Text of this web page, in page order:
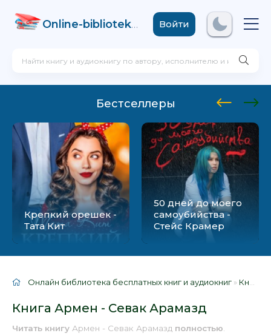
Online-biblioteka .comВойти
Бестселлеры
Крепкий орешек -
Тата Кит
50 дней до моего
самоубийства -
Стейс Крамер
Онлайн библиотека бесплатных книг и аудиокниг » Книги
Книга Армен - Севак Арамазд
Читать книгу Армен - Севак Арамазд полностью